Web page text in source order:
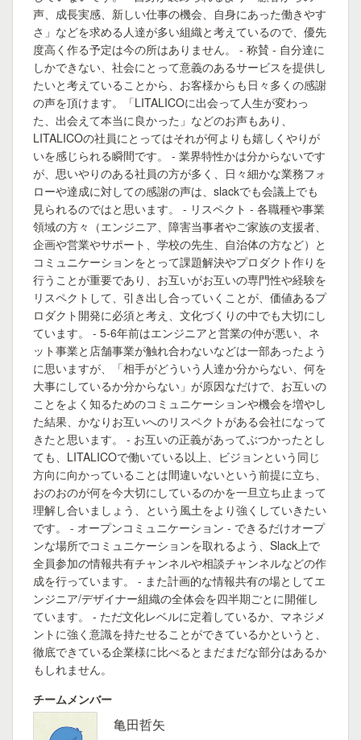
声、成長実感、新しい仕事の機会、自身にあった働きやす
さ」などを求める人達が多い組織と考えているので、優先
度高く作る予定は今の所はありません。 - 称賛 - 自分達に
しかできない、社会にとって意義のあるサービスを提供し
たいと考えていることから、お客様からも日々多くの感謝
の声を頂けます。「LITALICOに出会って人生が変わっ
た、出会えて本当に良かった」などのお声もあり、
LITALICOの社員にとってはそれが何よりも嬉しくやりが
いを感じられる瞬間です。 - 業界特性かは分からないです
が、思いやりのある社員の方が多く、日々細かな業務フォ
ローや達成に対しての感謝の声は、slackでも会議上でも
見られるのではと思います。 - リスペクト - 各職種や事業
領域の方々（エンジニア、障害当事者やご家族の支援者、
企画や営業やサポート、学校の先生、自治体の方など）と
コミュニケーションをとって課題解決やプロダクト作りを
行うことが重要であり、お互いがお互いの専門性や経験を
リスペクトして、引き出し合っていくことが、価値あるプ
ロダクト開発に必須と考え、文化づくりの中でも大切にし
ています。 - 5-6年前はエンジニアと営業の仲が悪い、ネ
ット事業と店舗事業が触れ合わないなどは一部あったよう
に思いますが、「相手がどういう人達か分からない、何を
大事にしているか分からない」が原因なだけで、お互いの
ことをよく知るためのコミュニケーションや機会を増やし
た結果、かなりお互いへのリスペクトがある会社になって
きたと思います。 - お互いの正義があってぶつかったとし
ても、LITALICOで働いている以上、ビジョンという同じ
方向に向かっていることは間違いないという前提に立ち、
おのおのが何を今大切にしているのかを一旦立ち止まって
理解し合いましょう、という風土をより強くしていきたい
です。 - オープンコミュニケーション - できるだけオープ
ンな場所でコミュニケーションを取れるよう、Slack上で
全員参加の情報共有チャンネルや相談チャンネルなどの作
成を行っています。 - また計画的な情報共有の場としてエ
ンジニア/デザイナー組織の全体会を四半期ごとに開催し
ています。 - ただ文化レベルに定着しているか、マネジメ
ントに強く意識を持たせることができているかというと、
徹底できている企業様に比べるとまだまだな部分はあるか
もしれません。
チームメンバー
亀田哲矢